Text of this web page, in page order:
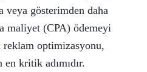
veya gösterimden daha
maliyet (CPA) ödemeyi
optimizasyonu,
kritik adımıdır.